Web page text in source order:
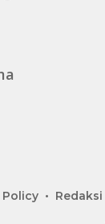
Policy Redaksi